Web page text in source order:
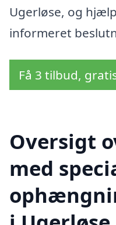
Ugerløse, og
informeret
Få 3 tilbud,
Oversigt
med